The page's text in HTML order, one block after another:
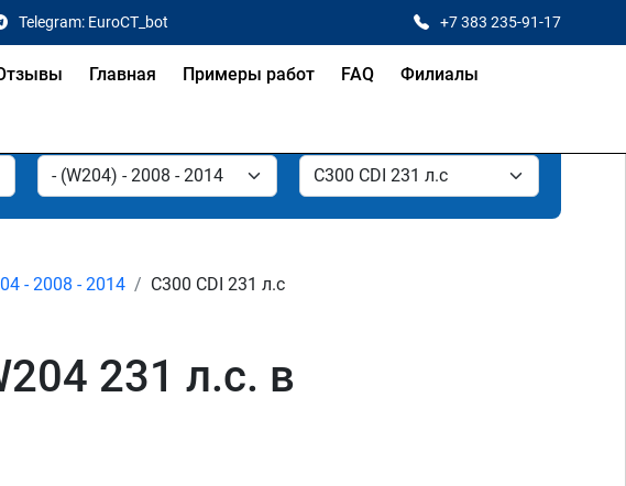
Telegram: EuroCT_bot +7 383 235-91-17
Главная Примеры работ FAQ Филиалы
- 2008 - 2014 C300 CDI 231 л.с
231 л.с. в